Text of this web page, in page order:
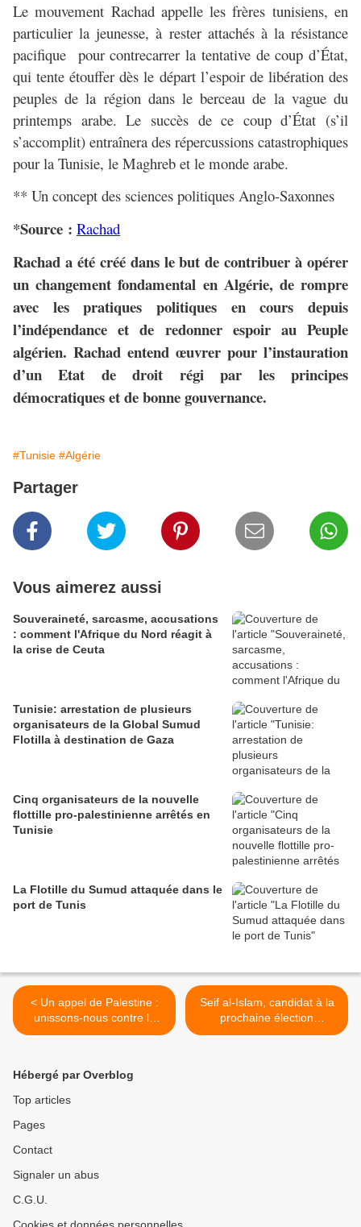
Le mouvement Rachad appelle les frères tunisiens, en
particulier la jeunesse, à rester attachés à la résistance
pacifique pour contrecarrer la tentative de coup d’État,
qui tente étouffer dès le départ l’espoir de libération des
peuples de la région dans le berceau de la vague du
printemps arabe. Le succès de ce coup d’État (s’il
s’accomplit) entraînera des répercussions catastrophiques
pour la Tunisie, le Maghreb et le monde arabe.
** Un concept des sciences politiques Anglo-Saxonnes
*Source : Rachad
Rachad a été créé dans le but de contribuer à opérer
un changement fondamental en Algérie, de rompre
avec les pratiques politiques en cours depuis
l’indépendance et de redonner espoir au Peuple
algérien. Rachad entend œuvrer pour l’instauration
d’un Etat de droit régi par les principes
démocratiques et de bonne gouvernance.
#Tunisie #Algérie
Partager
Vous aimerez aussi
Souveraineté, sarcasme, accusations
: comment l'Afrique du Nord réagit à
la crise de Ceuta
Tunisie: arrestation de plusieurs
organisateurs de la Global Sumud
Flotilla à destination de Gaza
Cinq organisateurs de la nouvelle
flottille pro-palestinienne arrêtés en
Tunisie
La Flotille du Sumud attaquée dans le
port de Tunis
< Un appel de Palestine :
unissons-nous contre la
cyber-surveillance et la
Seif al-Islam, candidat à la
prochaine élection
présidentielle libyenne ? >
Hébergé par Overblog
Top articles
Pages
Contact
Signaler un abus
C.G.U.